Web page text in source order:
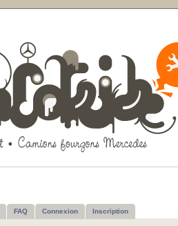
FAQ Connexion Inscription